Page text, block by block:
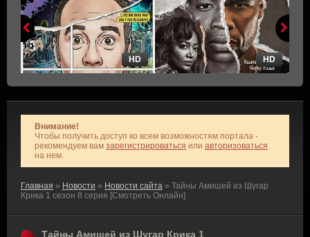
HD HD
Внимание!
Чтобы получить доступ ко всем возможностям портала -
рекомендуем вам зарегистрироваться или авторизоваться
на нем.
Главная » Новости » Новости сайта » Тайны Амишей из Шугар
Крика 1 сезон 8 серия [Смотреть Онлайн]
Тайны Амишей из Шугар Крика 1